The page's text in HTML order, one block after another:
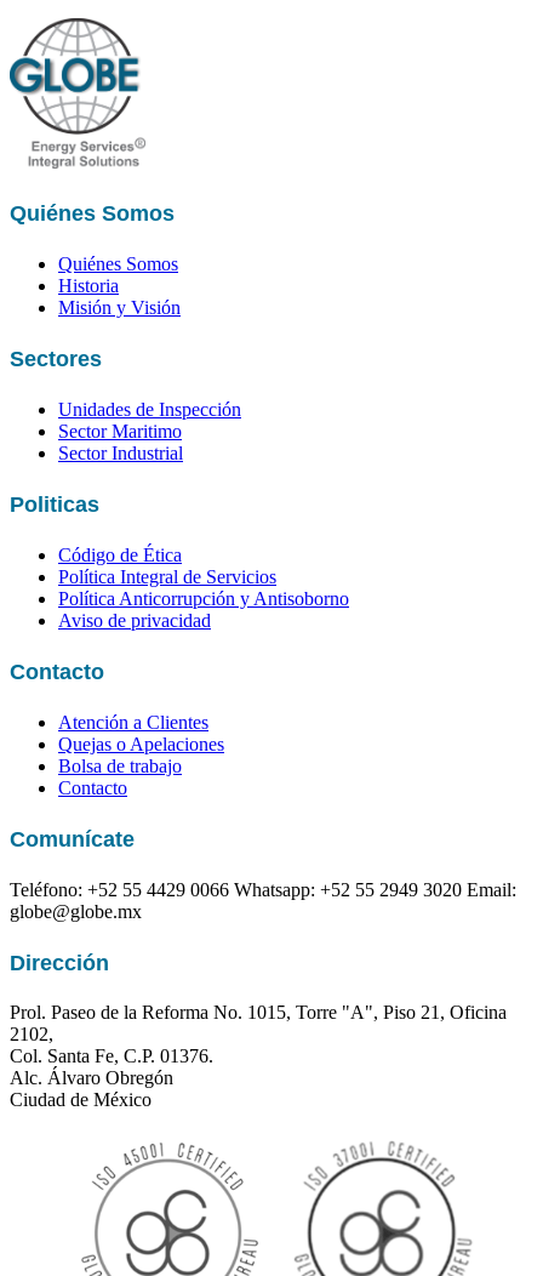
Quiénes Somos
Quiénes Somos
Historia
Misión y Visión
Sectores
Unidades de Inspección
Sector Maritimo
Sector Industrial
Politicas
Código de Ética
Política Integral de Servicios
Política Anticorrupción y Antisoborno
Aviso de privacidad
Contacto
Atención a Clientes
Quejas o Apelaciones
Bolsa de trabajo
Contacto
Comunícate
Teléfono: +52 55 4429 0066 Whatsapp: +52 55 2949 3020 Email:
globe@globe.mx
Dirección
Prol. Paseo de la Reforma No. 1015, Torre "A", Piso 21, Oficina
2102,
Col. Santa Fe, C.P. 01376.
Alc. Álvaro Obregón
Ciudad de México